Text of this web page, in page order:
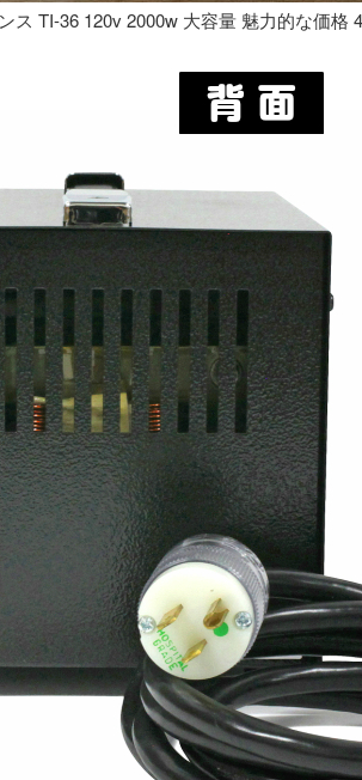
ス TI-36 120v 2000w 大容量 魅力的な価格